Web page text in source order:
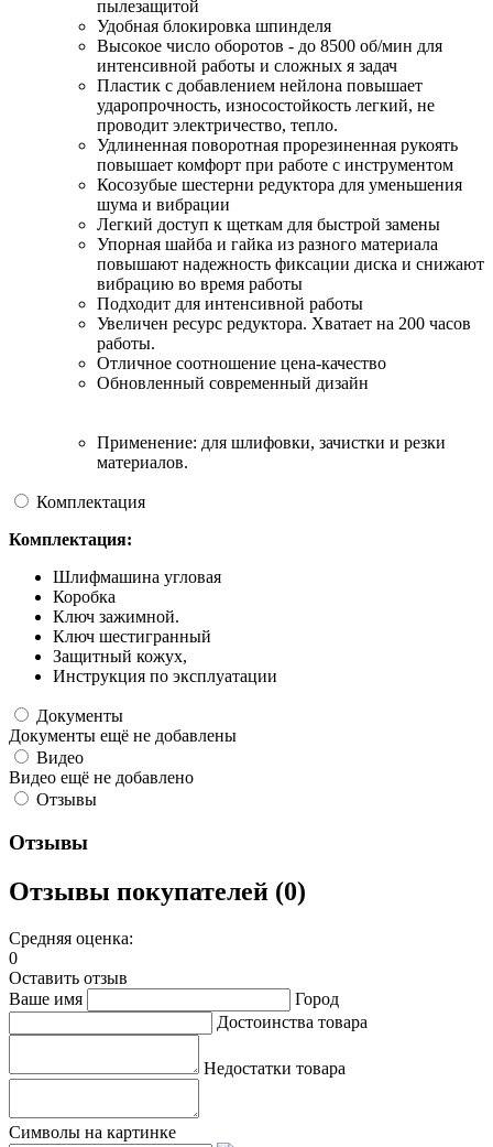
пылезащитой
Удобная блокировка шпинделя
Высокое число оборотов - до 8500 об/мин для
интенсивной работы и сложных я задач
Пластик с добавлением нейлона повышает
ударопрочность, износостойкость легкий, не
проводит электричество, тепло.
Удлиненная поворотная прорезиненная рукоять
повышает комфорт при работе с инструментом
Косозубые шестерни редуктора для уменьшения
шума и вибрации
Легкий доступ к щеткам для быстрой замены
Упорная шайба и гайка из разного материала
повышают надежность фиксации диска и снижают
вибрацию во время работы
Подходит для интенсивной работы
Увеличен ресурс редуктора. Хватает на 200 часов
работы.
Отличное соотношение цена-качество
Обновленный современный дизайн
Применение: для шлифовки, зачистки и резки
материалов.
Комплектация
Комплектация:
Шлифмашина угловая
Коробка
Ключ зажимной.
Ключ шестигранный
Защитный кожух,
Инструкция по эксплуатации
Документы
Документы ещё не добавлены
Видео
Видео ещё не добавлено
Отзывы
Отзывы
Отзывы покупателей (0)
Средняя оценка:
0
Оставить отзыв
Ваше имя
Город
Достоинства товара
Недостатки товара
Символы на картинке